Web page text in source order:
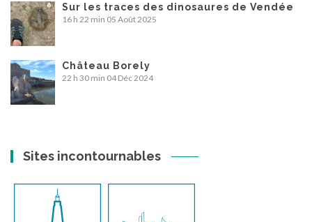
Sur les traces des dinosaures de Vendée
16 h 22 min 05 Août 2025
Château Borely
22 h 30 min 04 Déc 2024
Sites incontournables